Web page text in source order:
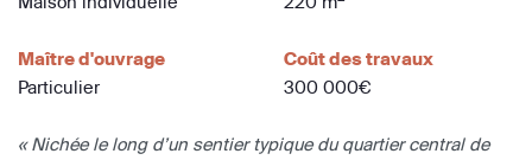
Maître d'ouvrage
Particulier
Coût des travaux
300 000€
« Nichée le long d’un sentier typique du quartier central de